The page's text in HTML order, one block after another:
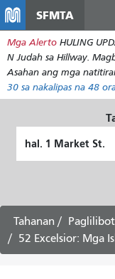
SFMTA
Mga Alerto HULING
N Judah sa Hillway.
Asahan ang mga
30 sa nakalipas na 48
Tahanan Paglilibot
52 Excelsior: Mga